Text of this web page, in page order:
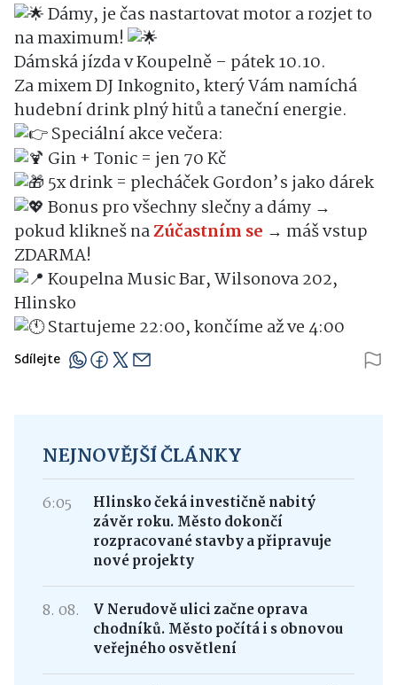
Dámy, je čas nastartovat motor a rozjet to
na maximum!
Dámská jízda v Koupelně – pátek 10.10.
Za mixem DJ Inkognito, který Vám namíchá
hudební drink plný hitů a taneční energie.
Speciální akce večera:
Gin + Tonic = jen 70 Kč
5x drink = plecháček Gordon’s jako dárek
Bonus pro všechny slečny a dámy →
pokud klikneš naZúčastním se → máš vstup
ZDARMA!
Koupelna Music Bar, Wilsonova 202,
Hlinsko
Startujeme 22:00, končíme až ve 4:00
Sdílejte
NEJNOVĚJŠÍ ČLÁNKY
6:05
Hlinsko čeká investičně nabitý
závěr roku. Město dokončí
rozpracované stavby a připravuje
nové projekty
8. 08.
V Nerudově ulici začne oprava
chodníků. Město počítá i s obnovou
veřejného osvětlení